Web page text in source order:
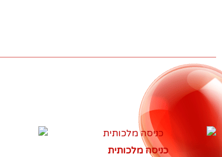
כניסה מלכותית